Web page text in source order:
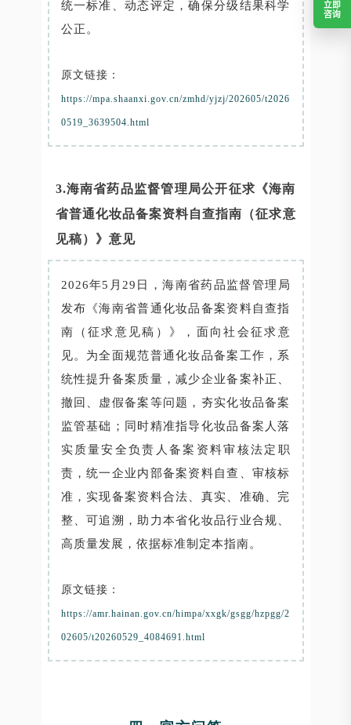
统一标准、动态评定，确保分级结果科学
公正。
原文链接：
https://mpa.shaanxi.gov.cn/zmhd/yjzj/202605/t2026
0519_3639504.html
3.海南省药品监督管理局公开征求《海南
省普通化妆品备案资料自查指南（征求意
见稿）》意见
2026年5月29日，海南省药品监督管理局
发布《海南省普通化妆品备案资料自查指
南（征求意见稿）》，面向社会征求意
见。为全面规范普通化妆品备案工作，系
统性提升备案质量，减少企业备案补正、
撤回、虚假备案等问题，夯实化妆品备案
监管基础；同时精准指导化妆品备案人落
实质量安全负责人备案资料审核法定职
责，统一企业内部备案资料自查、审核标
准，实现备案资料合法、真实、准确、完
整、可追溯，助力本省化妆品行业合规、
高质量发展，依据标准制定本指南。
原文链接：
https://amr.hainan.gov.cn/himpa/xxgk/gsgg/hzpgg/2
02605/t20260529_4084691.html
立即
咨询